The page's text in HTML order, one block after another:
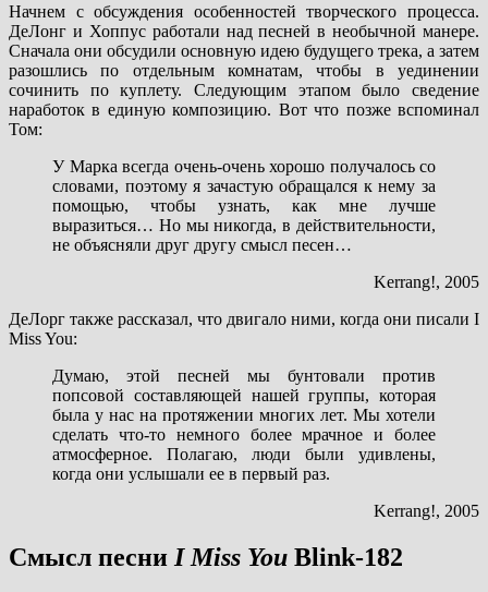
Начнем с обсуждения особенностей творческого процесса.
ДеЛонг и Хоппус работали над песней в необычной манере.
Сначала они обсудили основную идею будущего трека, а затем
разошлись по отдельным комнатам, чтобы в уединении
сочинить по куплету. Следующим этапом было сведение
наработок в единую композицию. Вот что позже вспоминал
Том:
У Марка всегда очень-очень хорошо получалось со
словами, поэтому я зачастую обращался к нему за
помощью, чтобы узнать, как мне лучше
выразиться… Но мы никогда, в действительности,
не объясняли друг другу смысл песен…
Kerrang!, 2005
ДеЛорг также рассказал, что двигало ними, когда они писали I
Miss You:
Думаю, этой песней мы бунтовали против
попсовой составляющей нашей группы, которая
была у нас на протяжении многих лет. Мы хотели
сделать что-то немного более мрачное и более
атмосферное. Полагаю, люди были удивлены,
когда они услышали ее в первый раз.
Kerrang!, 2005
Смысл песни I Miss You Blink-182